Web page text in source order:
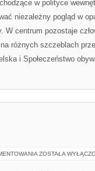
w polityce
niezależny pogląd w
W centrum pozostaje
różnych szczeblach
i Społeczeństwo
ZDROWIE
ZOSTAŁA